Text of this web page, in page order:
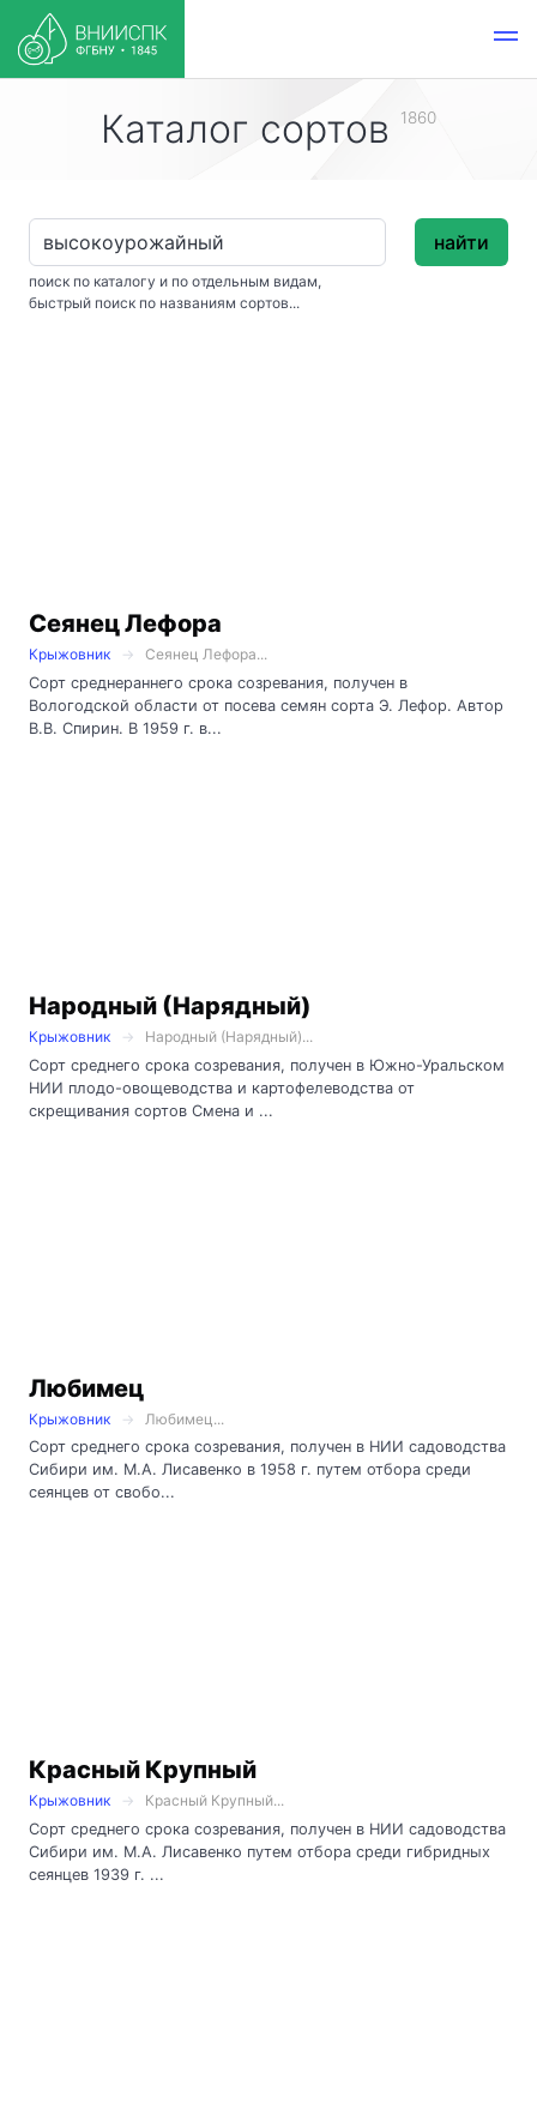
Каталог сортов 1860
поиск по каталогу и по отдельным видам,
быстрый поиск по названиям сортов...
найти
Сеянец Лефора
Крыжовник
Сеянец Лефора...
Сорт среднераннего срока созревания, получен в
Вологодской области от посева семян сорта Э. Лефор. Автор
В.В. Спирин. В 1959 г. в...
Народный (Нарядный)
Крыжовник
Народный (Нарядный)...
Сорт среднего срока созревания, получен в Южно-Уральском
НИИ плодо-овощеводства и картофелеводства от
скрещивания сортов Смена и ...
Любимец
Крыжовник
Любимец...
Сорт среднего срока созревания, получен в НИИ садоводства
Сибири им. М.А. Лисавенко в 1958 г. путем отбора среди
сеянцев от свобо...
Красный Крупный
Крыжовник
Красный Крупный...
Сорт среднего срока созревания, получен в НИИ садоводства
Сибири им. М.А. Лисавенко путем отбора среди гибридных
сеянцев 1939 г. ...